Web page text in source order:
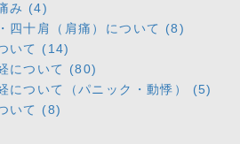
み (4)
四十肩（肩痛）について (8)
いて (14)
について (80)
について（パニック・動悸） (5)
いて (8)